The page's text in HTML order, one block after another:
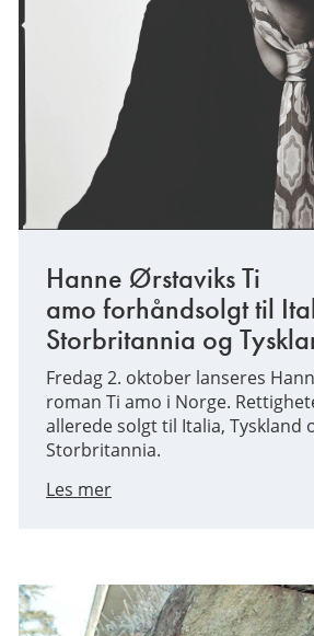
Hanne Ørstaviks Ti
amo forhåndsolgt til
Storbritannia og
Fredag 2. oktober lanseres
roman Ti amo i Norge.
allerede solgt til Italia, Tyskland
Storbritannia.
Les mer